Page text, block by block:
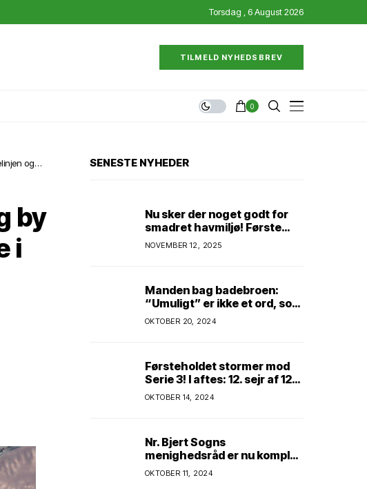
Torsdag , 6 August 2026
TILMELD NYHEDSBREV
0
og
by
i
SENESTE NYHEDER
Nu sker der noget godt for
smadret havmiljø! Første
konkrete projekt!
Genopretning af natur i
kroner!
NOVEMBER 12, 2025
Manden bag badebroen:
“Umuligt” er ikke et ord, som
Kim Andersen kender
OKTOBER 20, 2024
Førsteholdet stormer mod
Serie 3! I aftes: 12. sejr af 12
mulige! Kun ét hold kan
spænde ben! Afgørende
OKTOBER 14, 2024
Nr. Bjert Sogns
menighedsråd er nu komplet
* Trapholt i efterårsferien:
Kunst og kreativitet i
OKTOBER 11, 2024